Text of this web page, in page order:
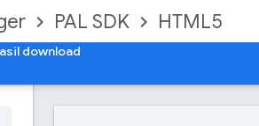
PAL SDK HTML5
download